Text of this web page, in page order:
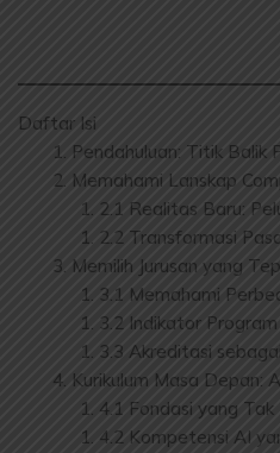
Daftar Isi
Pendahuluan: Titik Balik
Memahami Lanskap
2.1 Realitas Baru:
2.2 Transformasi
Memilih Jurusan yang
3.1 Memahami
3.2 Indikator
3.3 Akreditasi
Kurikulum Masa Depan:
4.1 Fondasi yang
4.2 Kompetensi AI